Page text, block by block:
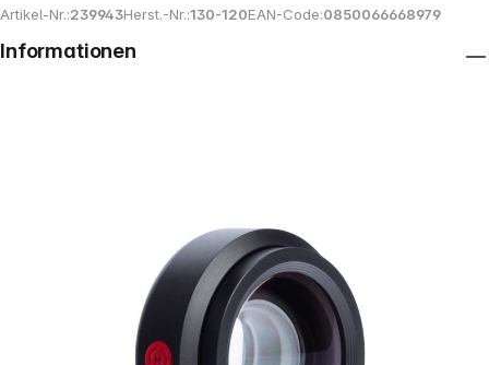
Artikel-Nr.:239943Herst.-Nr.:130-120EAN-Code:0850066668979
Informationen